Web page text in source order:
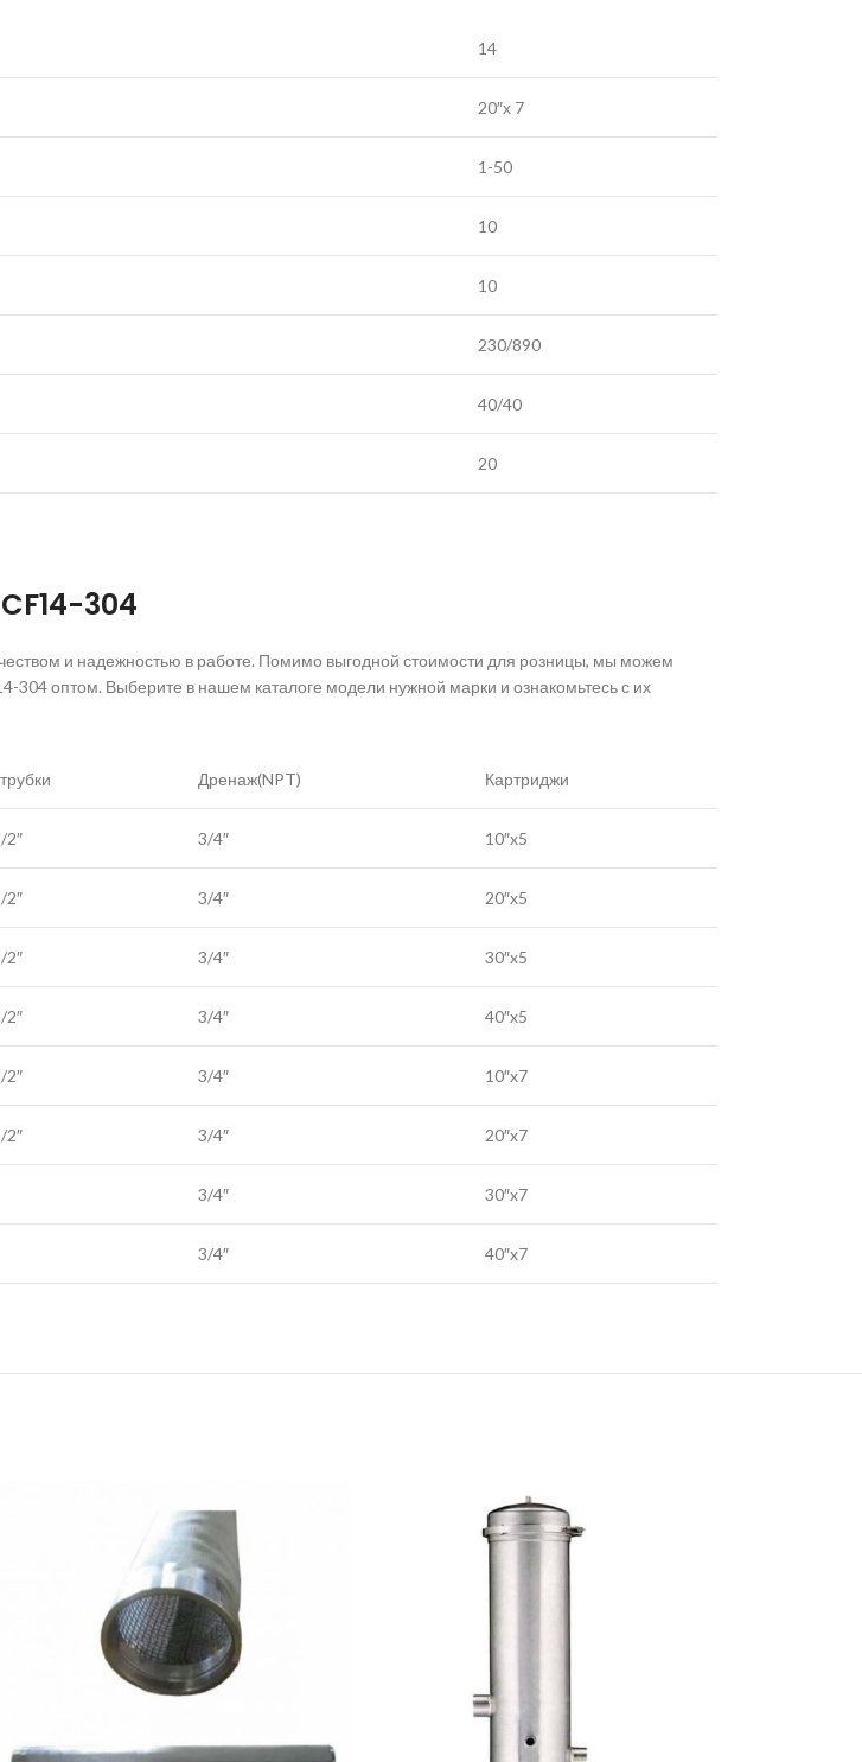
14
20″х 7
1-50
10
10
230/890
40/40
20
304
и надежностью в работе. Помимо выгодной стоимости для розницы, мы можем
304 оптом. Выберите в нашем каталоге модели нужной марки и ознакомьтесь с их
Дренаж(NPT) Картриджи
2″ 3/4″ 10″x5
2″ 3/4″ 20″x5
2″ 3/4″ 30″x5
2″ 3/4″ 40″x5
2″ 3/4″ 10″x7
2″ 3/4″ 20″x7
3/4″ 30″x7
3/4″ 40″x7